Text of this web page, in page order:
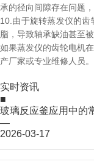
承的径向间隙存在问题
10.由于旋转蒸发仪的齿
脂，导致轴承缺油甚至被烧
如果蒸发仪的齿轮电机在使
产厂家或专业维修人员。
实时资讯
■
玻璃反应釜应用中的
—
2026-03-17